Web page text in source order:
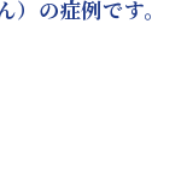
の症例です。